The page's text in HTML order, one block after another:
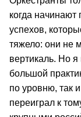
когда начинают
успехов,
тяжело: они не
вертикаль. Но я
большой
по уровню, так
переиграл к